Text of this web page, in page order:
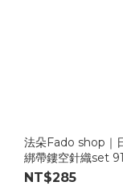
法朵Fado shop｜
綁帶鏤空針織set
三色
NT$285